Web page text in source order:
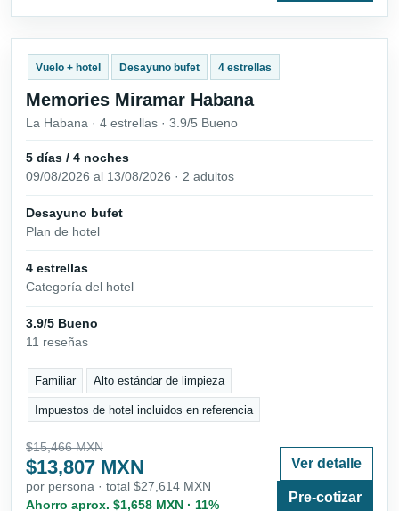
Vuelo + hotel Desayuno bufet 4 estrellas
Memories Miramar Habana
La Habana · 4 estrellas · 3.9/5 Bueno
5 días / 4 noches
09/08/2026 al 13/08/2026 · 2 adultos
Desayuno bufet
Plan de hotel
4 estrellas
Categoría del hotel
3.9/5 Bueno
11 reseñas
Familiar Alto estándar de limpieza
Impuestos de hotel incluidos en referencia
$15,466 MXN
$13,807 MXN
por persona · total $27,614 MXN
Ahorro aprox. $1,658 MXN · 11%
Ver detalle
Pre-cotizar